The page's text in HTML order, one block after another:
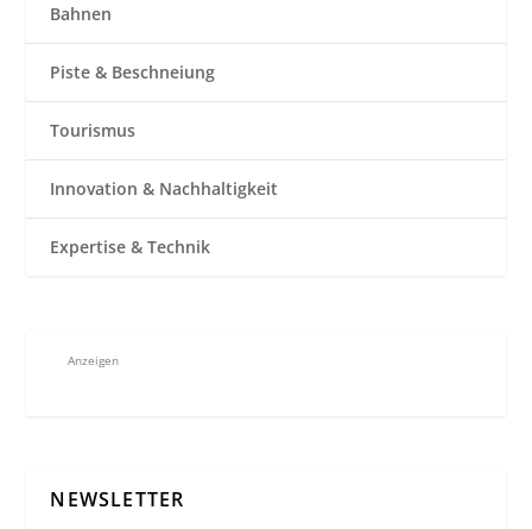
Bahnen
Piste & Beschneiung
Tourismus
Innovation & Nachhaltigkeit
Expertise & Technik
Anzeigen
NEWSLETTER